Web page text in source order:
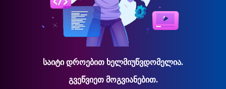
საიტი დროებით ხელმიუწვდომელია.
გვეწვიეთ მოგვიანებით.